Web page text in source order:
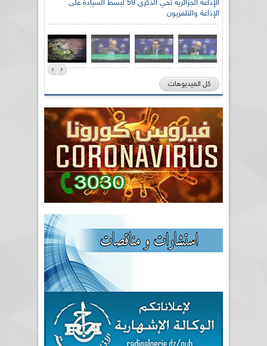
الإذاعة الجزائرية تحي الذكرى 59 لبسط السيادة على
الإذاعة والتلفزيون
رئيس اللجنة الوطنية الجزائرية للتضامن مع الشعب
الصحراوي السيد سعيد العياشي
كل الفيديوهات